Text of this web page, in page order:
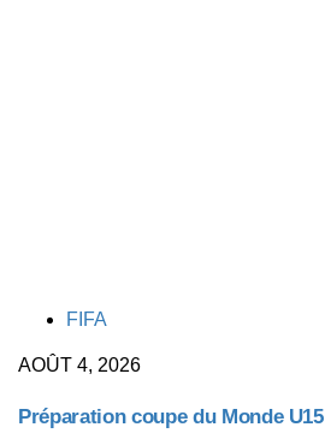
TAGSFIFA
AOÛT 4, 2026
Préparation coupe du Monde U15